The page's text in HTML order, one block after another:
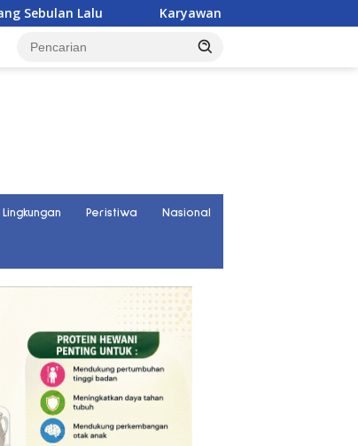
Karyawan PT UKK Hilang Saat Cek Tongkang,
Lingkungan Peristiwa Nasional